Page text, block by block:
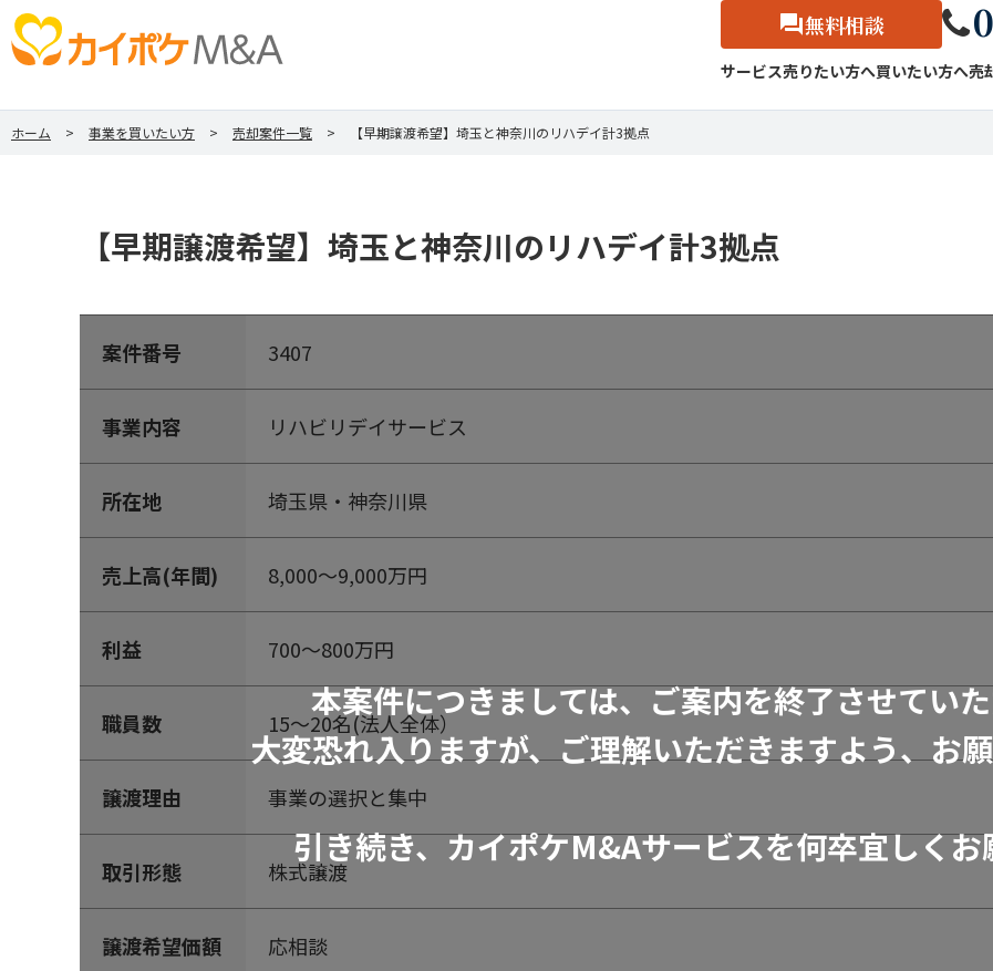
無料相談
サービス売りたい方へ買いたい方へ売
ホーム 事業を買いたい方 売却案件一覧 【早期譲渡希望】埼玉と神奈川のリハデイ計3拠点
【早期譲渡希望】埼玉と神奈川のリハデイ計3拠点
本案件につきましては、ご案内を終了させてい
大変恐れ入りますが、ご理解いただきますよう、お
引き続き、カイポケM&Aサービスを何卒宜しくお
案件番号 3407
事業内容 リハビリデイサービス
所在地 埼玉県・神奈川県
売上高(年間) 8,000～9,000万円
利益 700～800万円
職員数 15～20名(法人全体）
譲渡理由 事業の選択と集中
取引形態 株式譲渡
譲渡希望価額 応相談